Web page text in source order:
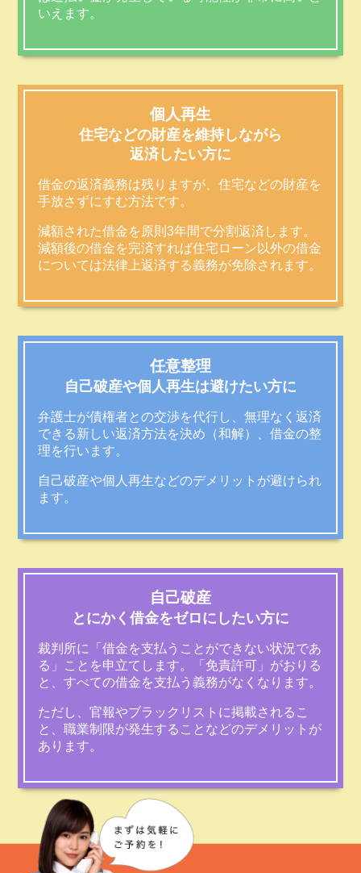
いえます。
個人再生
住宅などの財産を維持しながら
返済したい方に
借金の返済義務は残りますが、住宅などの財産を
手放さずにすむ方法です。
減額された借金を原則3年間で分割返済します。
減額後の借金を完済すれば住宅ローン以外の借金
については法律上返済する義務が免除されます。
任意整理
自己破産や個人再生は避けたい方に
弁護士が債権者との交渉を代行し、無理なく返済
できる新しい返済方法を決め（和解）、借金の整
理を行います。
自己破産や個人再生などのデメリットが避けられ
ます。
自己破産
とにかく借金をゼロにしたい方に
裁判所に「借金を支払うことができない状況であ
る」ことを申立てします。「免責許可」がおりる
と、すべての借金を支払う義務がなくなります。
ただし、官報やブラックリストに掲載されるこ
と、職業制限が発生することなどのデメリットが
あります。